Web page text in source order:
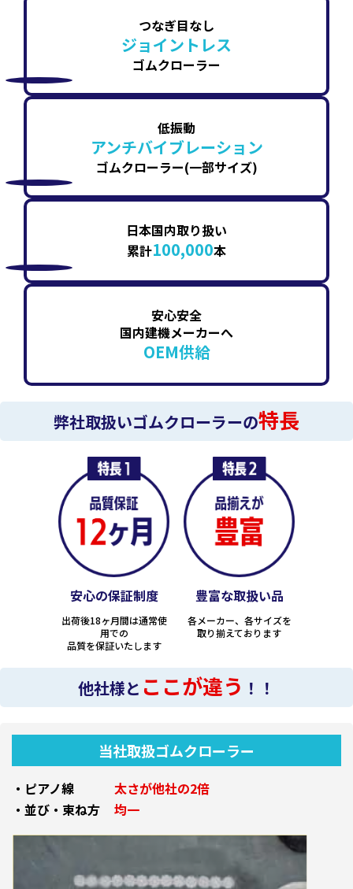
つなぎ目なし
ジョイントレス
ゴムクローラー
低振動
アンチバイブレーション
ゴムクローラー(一部サイズ)
日本国内取り扱い
累計100,000本
安心安全
国内建機メーカーへ
OEM供給
弊社取扱いゴムクローラーの特長
安心の保証制度
出荷後18ヶ月間は通常使
用での
品質を保証いたします
豊富な取扱い品
各メーカー、各サイズを
取り揃えております
他社様と ここが違う ！！
当社取扱ゴムクローラー
・ピアノ線
太さが他社の2倍
・並び・束ね方
均一